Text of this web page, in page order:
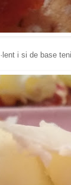
i si de base